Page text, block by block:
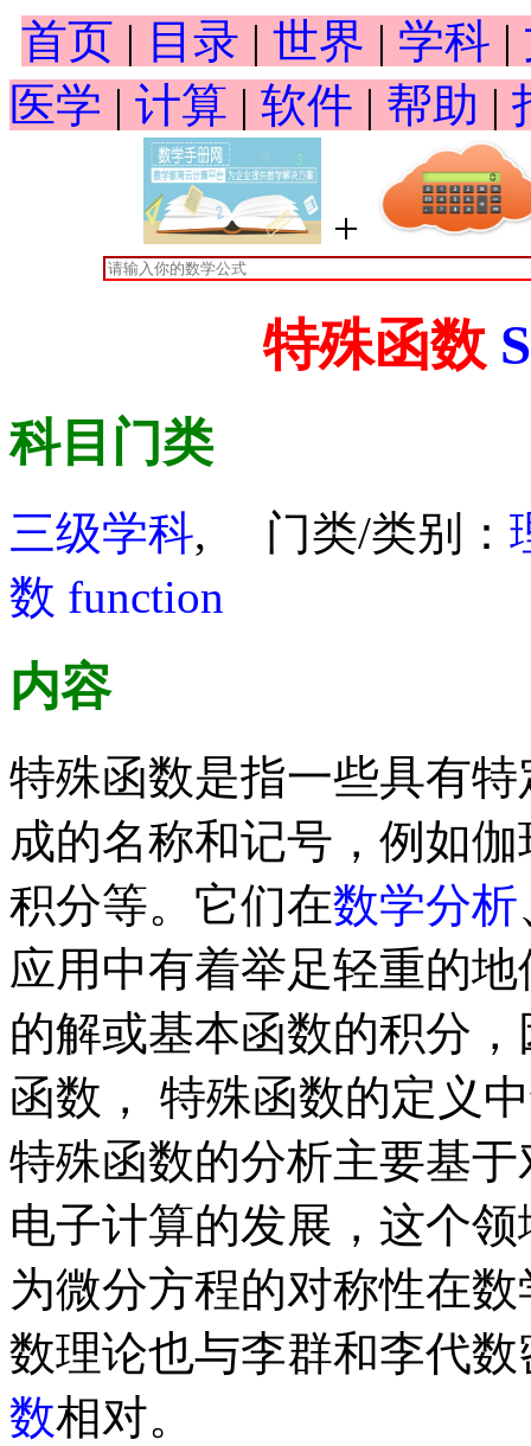
首页 | 目录 | 世界 | 学科 |
医学 | 计算 | 软件 | 帮助 |
+
特殊函数
科目门类
三级学科, 门类/类别：
数 function
内容
特殊函数是指一些具有
成的名称和记号，例如
积分等。它们在数学分析
应用中有着举足轻重的
的解或基本函数的积分，
函数， 特殊函数的定义
特殊函数的分析主要基
电子计算的发展，这个
为微分方程的对称性在
数理论也与李群和李代
数相对。